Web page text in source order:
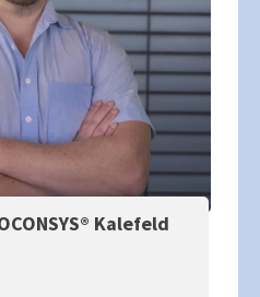
Kalefeld